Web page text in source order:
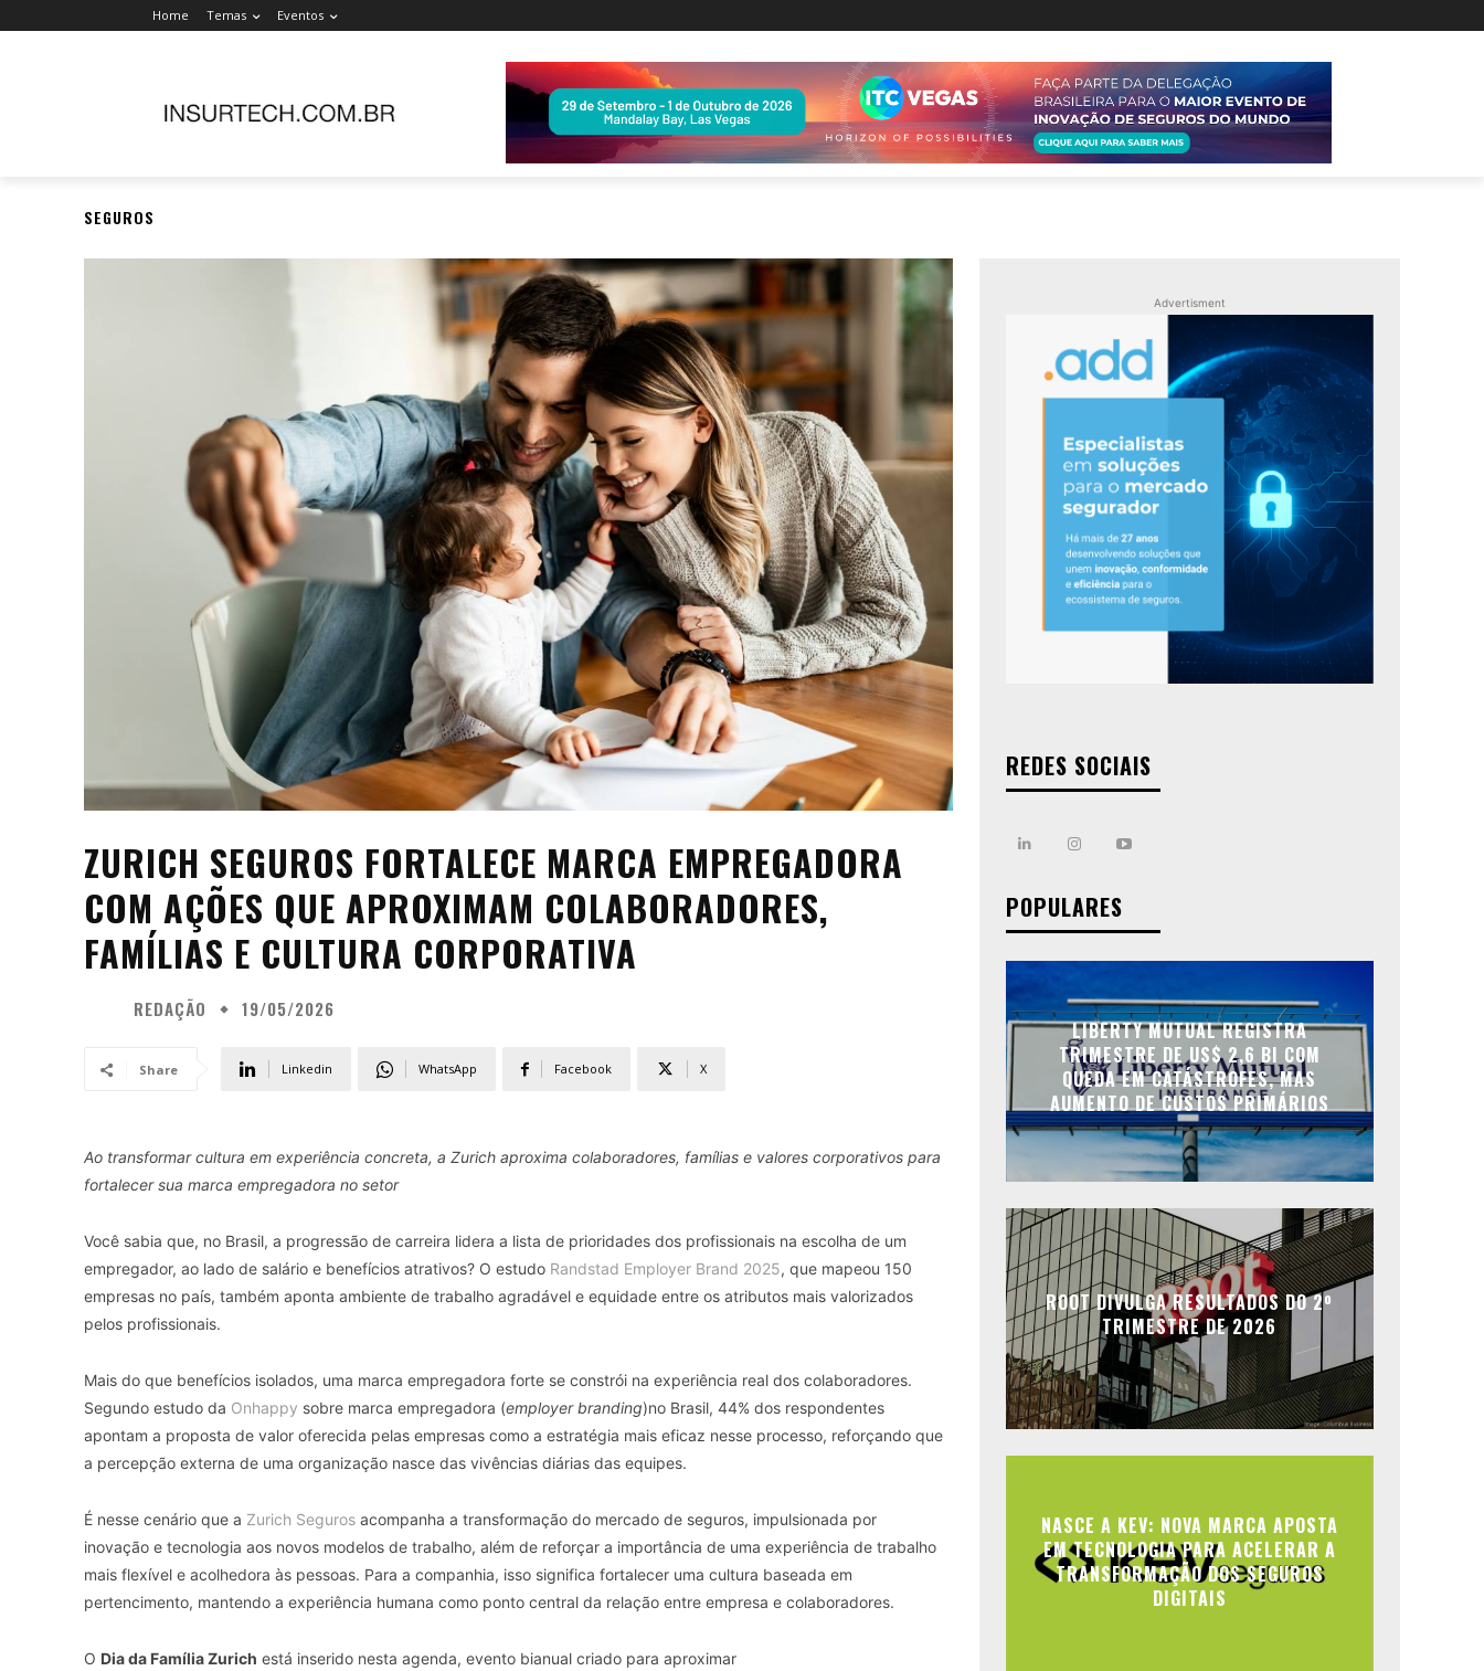
Home Temas Eventos
SEGUROS
ZURICH SEGUROS FORTALECE MARCA EMPREGADORA
COM AÇÕES QUE APROXIMAM COLABORADORES,
FAMÍLIAS E CULTURA CORPORATIVA
REDAÇÃO 19/05/2026
Share Linkedin WhatsApp Facebook X
Ao transformar cultura em experiência concreta, a Zurich aproxima colaboradores, famílias e valores corporativos para
fortalecer sua marca empregadora no setor
Você sabia que, no Brasil, a progressão de carreira lidera a lista de prioridades dos profissionais na escolha de um
empregador, ao lado de salário e benefícios atrativos? O estudo Randstad Employer Brand 2025, que mapeou 150
empresas no país, também aponta ambiente de trabalho agradável e equidade entre os atributos mais valorizados
pelos profissionais.
Mais do que benefícios isolados, uma marca empregadora forte se constrói na experiência real dos colaboradores.
Segundo estudo da Onhappy sobre marca empregadora (employer branding)no Brasil, 44% dos respondentes
apontam a proposta de valor oferecida pelas empresas como a estratégia mais eficaz nesse processo, reforçando que
a percepção externa de uma organização nasce das vivências diárias das equipes.
É nesse cenário que a Zurich Seguros acompanha a transformação do mercado de seguros, impulsionada por
inovação e tecnologia aos novos modelos de trabalho, além de reforçar a importância de uma experiência de trabalho
mais flexível e acolhedora às pessoas. Para a companhia, isso significa fortalecer uma cultura baseada em
pertencimento, mantendo a experiência humana como ponto central da relação entre empresa e colaboradores.
O Dia da Família Zurich está inserido nesta agenda, evento bianual criado para aproximar
Advertisment
REDES SOCIAIS
POPULARES
LIBERTY MUTUAL REGISTRA
TRIMESTRE DE US$ 2,6 BI COM
QUEDA EM CATÁSTROFES, MAS
AUMENTO DE CUSTOS PRIMÁRIOS
ROOT DIVULGA RESULTADOS DO 2º
TRIMESTRE DE 2026
NASCE A KEV: NOVA MARCA APOSTA
EM TECNOLOGIA PARA ACELERAR A
TRANSFORMAÇÃO DOS SEGUROS
DIGITAIS